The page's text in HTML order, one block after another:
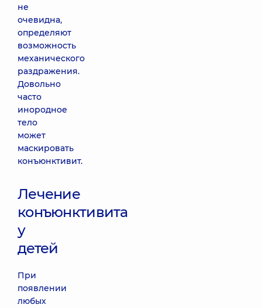
не
очевидна,
определяют
возможность
механического
раздражения.
Довольно
часто
инородное
тело
может
маскировать
конъюнктивит.
Лечение
конъюнктивита
у
детей
При
появлении
любых